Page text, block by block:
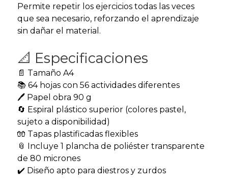
Permite repetir los ejercicios todas las veces
que sea necesario, reforzando el aprendizaje
sin dañar el material.
📐 Especificaciones
📄 Tamaño A4
📚 64 hojas con 56 actividades diferentes
🖊️ Papel obra 90 g
🔄 Espiral plástico superior (colores pastel,
sujeto a disponibilidad)
🧤 Tapas plastificadas flexibles
📎 Incluye 1 plancha de poliéster transparente
de 80 micrones
✔️ Diseño apto para diestros y zurdos